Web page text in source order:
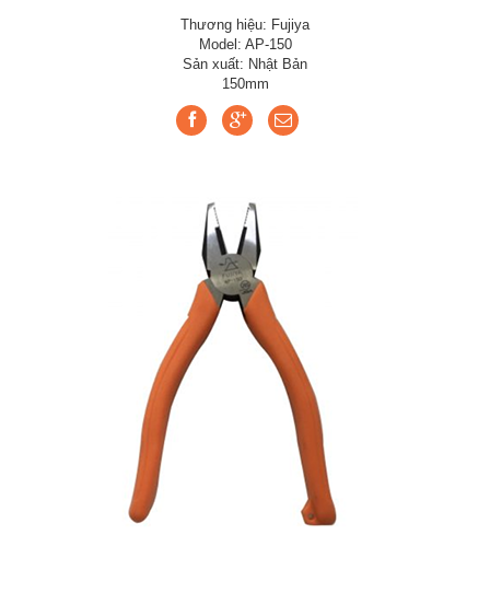
Thương hiệu: Fujiya
Model: AP-150
Sản xuất: Nhật Bản
150mm